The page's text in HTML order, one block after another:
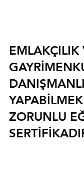
EMLAKÇILIK
ZORUNLU